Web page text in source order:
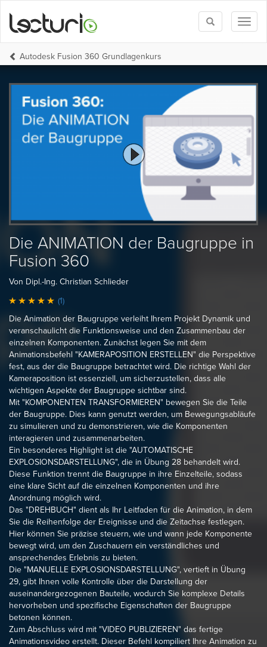
Toggle
search
Autodesk Fusion 360 Grundlagenkurs
Die ANIMATION der Baugruppe in
Fusion 360
Von Dipl.-Ing. Christian Schlieder
(1)
Die Animation der Baugruppe verleiht Ihrem Projekt Dynamik und
veranschaulicht die Funktionsweise und den Zusammenbau der
einzelnen Komponenten. Zunächst legen Sie mit dem
Animationsbefehl "KAMERAPOSITION ERSTELLEN" die Perspektive
fest, aus der die Baugruppe betrachtet wird. Die richtige Wahl der
Kameraposition ist essenziell, um sicherzustellen, dass alle
wichtigen Aspekte der Baugruppe sichtbar sind.
Mit "KOMPONENTEN TRANSFORMIEREN" bewegen Sie die Teile
der Baugruppe. Dies kann genutzt werden, um Bewegungsabläufe
zu simulieren und zu demonstrieren, wie die Komponenten
interagieren und zusammenarbeiten.
Ein besonderes Highlight ist die "AUTOMATISCHE
EXPLOSIONSDARSTELLUNG", die in Übung 28 behandelt wird.
Diese Funktion trennt die Baugruppe in ihre Einzelteile, sodass
eine klare Sicht auf die einzelnen Komponenten und ihre
Anordnung möglich wird.
Das "DREHBUCH" dient als Ihr Leitfaden für die Animation, in dem
Sie die Reihenfolge der Ereignisse und die Zeitachse festlegen.
Hier können Sie präzise steuern, wie und wann jede Komponente
bewegt wird, um den Zuschauern ein verständliches und
ansprechendes Erlebnis zu bieten.
Die "MANUELLE EXPLOSIONSDARSTELLUNG", vertieft in Übung
29, gibt Ihnen volle Kontrolle über die Darstellung der
auseinandergezogenen Bauteile, wodurch Sie komplexe Details
hervorheben und spezifische Eigenschaften der Baugruppe
betonen können.
Zum Abschluss wird mit "VIDEO PUBLIZIEREN" das fertige
Animationsvideo erstellt. Dieser Befehl kompiliert Ihre Animation zu